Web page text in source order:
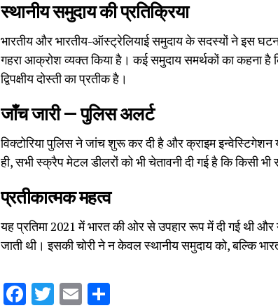
स्थानीय समुदाय की प्रतिक्रिया
भारतीय और भारतीय-ऑस्ट्रेलियाई समुदाय के सदस्यों ने इस
गहरा आक्रोश व्यक्त किया है। कई समुदाय समर्थकों का कहना है
द्विपक्षीय दोस्ती का प्रतीक है।
जाँच जारी — पुलिस अलर्ट
विक्टोरिया पुलिस ने जांच शुरू कर दी है और क्राइम
ही, सभी स्क्रैप मेटल डीलरों को भी चेतावनी दी गई है कि किसी
प्रतीकात्मक महत्व
यह प्रतिमा 2021 में भारत की ओर से उपहार रूप में दी गई थी और
जाती थी। इसकी चोरी ने न केवल स्थानीय समुदाय को, बल्कि
Facebook
Twitter
Email